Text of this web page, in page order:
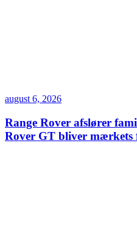
august 6, 2026
Range Rover afslører
Rover GT bliver mærkets